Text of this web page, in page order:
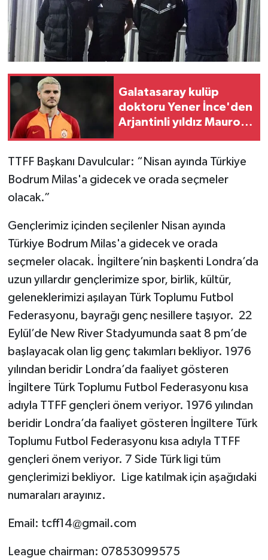
Galatasaray kulüp
doktoru Yener İnce'den
Arjantinli yıldız Mauro
TTFF Başkanı Davulcular: “Nisan ayında Türkiye
Bodrum Milas'a gidecek ve orada seçmeler
olacak.”
Gençlerimiz içinden seçilenler Nisan ayında
Türkiye Bodrum Milas'a gidecek ve orada
seçmeler olacak. İngiltere’nin başkenti Londra’da
uzun yıllardır gençlerimize spor, birlik, kültür,
geleneklerimizi aşılayan Türk Toplumu Futbol
Federasyonu, bayrağı genç nesillere taşıyor. 22
Eylül’de New River Stadyumunda saat 8 pm’de
başlayacak olan lig genç takımları bekliyor. 1976
yılından beridir Londra’da faaliyet gösteren
İngiltere Türk Toplumu Futbol Federasyonu kısa
adıyla TTFF gençleri önem veriyor. 1976 yılından
beridir Londra’da faaliyet gösteren İngiltere Türk
Toplumu Futbol Federasyonu kısa adıyla TTFF
gençleri önem veriyor. 7 Side Türk ligi tüm
gençlerimizi bekliyor. Lige katılmak için aşağıdaki
numaraları arayınız.
Email: tcff14@gmail.com
League chairman: 07853099575